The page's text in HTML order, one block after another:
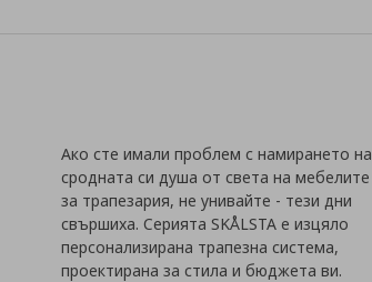
Ако сте имали проблем с намирането на
сродната си душа от света на мебелите
за трапезария, не унивайте - тези дни
свършиха. Серията SKÅLSTA е изцяло
персонализирана трапезна система,
проектирана за стила и бюджета ви.